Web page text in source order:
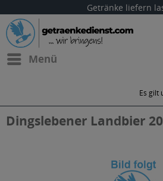
Getränke liefern
Menü
Es gilt
Dingslebener Landbier